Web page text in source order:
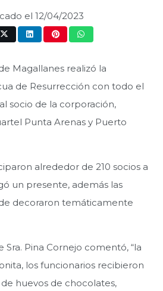
el 12/04/2023
Magallanes realizó la
de Resurrección con todo el
socio de la corporación,
Punta Arenas y Puerto
alrededor de 210 socios a
un presente, además las
decoraron temáticamente
Sra. Pina Cornejo comentó, “la
los funcionarios recibieron
huevos de chocolates,